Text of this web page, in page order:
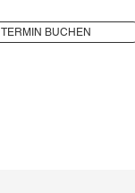
TERMIN BUCHEN